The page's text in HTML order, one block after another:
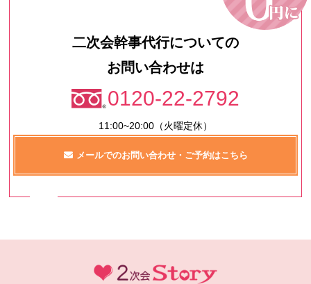
二次会幹事代行についての
お問い合わせは
0120-22-2792
11:00~20:00（火曜定休）
メールでのお問い合わせ・ご予約はこちら